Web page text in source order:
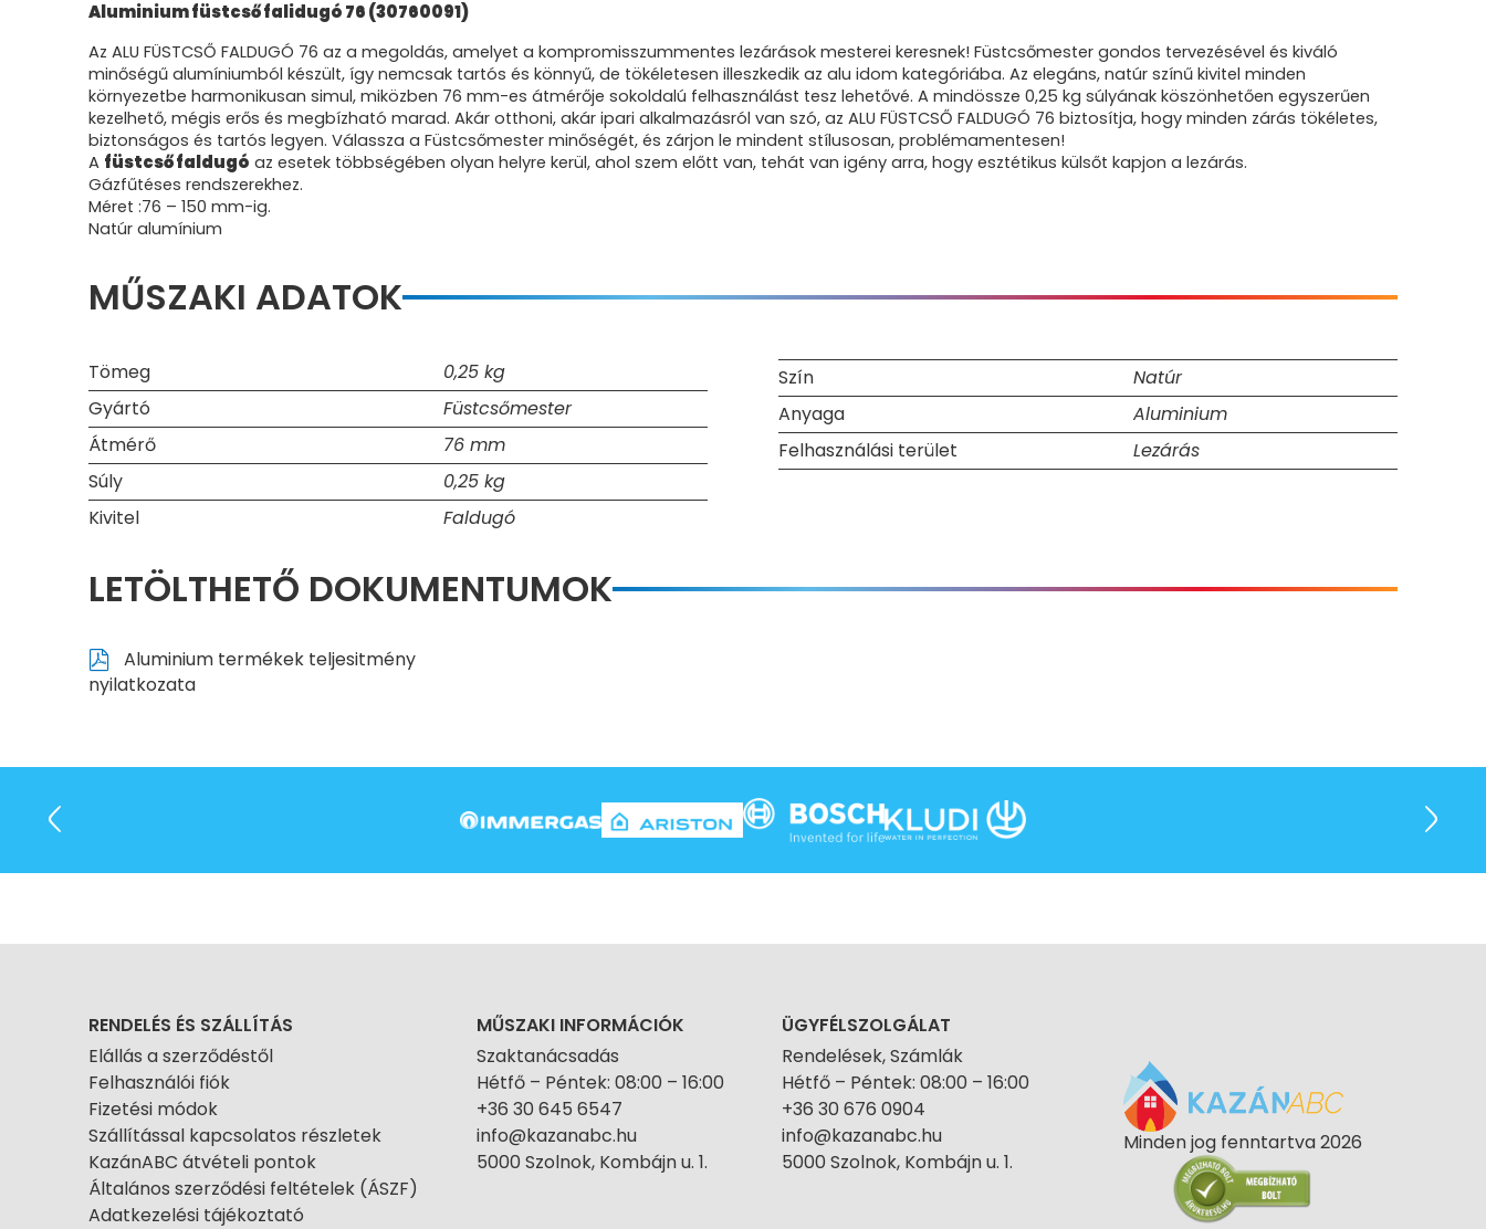
Aluminium füstcső falidugó 76 (30760091)
Az ALU FÜSTCSŐ FALDUGÓ 76 az a megoldás, amelyet a kompromisszummentes lezárások mesterei keresnek! Füstcsőmester gondos tervezésével és kiváló
minőségű alumíniumból készült, így nemcsak tartós és könnyű, de tökéletesen illeszkedik az alu idom kategóriába. Az elegáns, natúr színű kivitel minden
környezetbe harmonikusan simul, miközben 76 mm-es átmérője sokoldalú felhasználást tesz lehetővé. A mindössze 0,25 kg súlyának köszönhetően egyszerűen
kezelhető, mégis erős és megbízható marad. Akár otthoni, akár ipari alkalmazásról van szó, az ALU FÜSTCSŐ FALDUGÓ 76 biztosítja, hogy minden zárás tökéletes,
biztonságos és tartós legyen. Válassza a Füstcsőmester minőségét, és zárjon le mindent stílusosan, problémamentesen!
A füstcső faldugó az esetek többségében olyan helyre kerül, ahol szem előtt van, tehát van igény arra, hogy esztétikus külsőt kapjon a lezárás.
Gázfűtéses rendszerekhez.
Méret :76 – 150 mm-ig.
Natúr alumínium
MŰSZAKI ADATOK
Tömeg
0,25 kg
Gyártó
Füstcsőmester
Átmérő
76 mm
Súly
0,25 kg
Kivitel
Faldugó
Szín
Natúr
Anyaga
Aluminium
Felhasználási terület
Lezárás
LETÖLTHETŐ DOKUMENTUMOK
Aluminium termékek teljesitmény
nyilatkozata
RENDELÉS ÉS SZÁLLÍTÁS
Elállás a szerződéstől
Felhasználói fiók
Fizetési módok
Szállítással kapcsolatos részletek
KazánABC átvételi pontok
Általános szerződési feltételek (ÁSZF)
Adatkezelési tájékoztató
MŰSZAKI INFORMÁCIÓK
Szaktanácsadás
Hétfő – Péntek: 08:00 – 16:00
+36 30 645 6547
info@kazanabc.hu
5000 Szolnok, Kombájn u. 1.
ÜGYFÉLSZOLGÁLAT
Rendelések, Számlák
Hétfő – Péntek: 08:00 – 16:00
+36 30 676 0904
info@kazanabc.hu
5000 Szolnok, Kombájn u. 1.
Minden jog fenntartva 2026